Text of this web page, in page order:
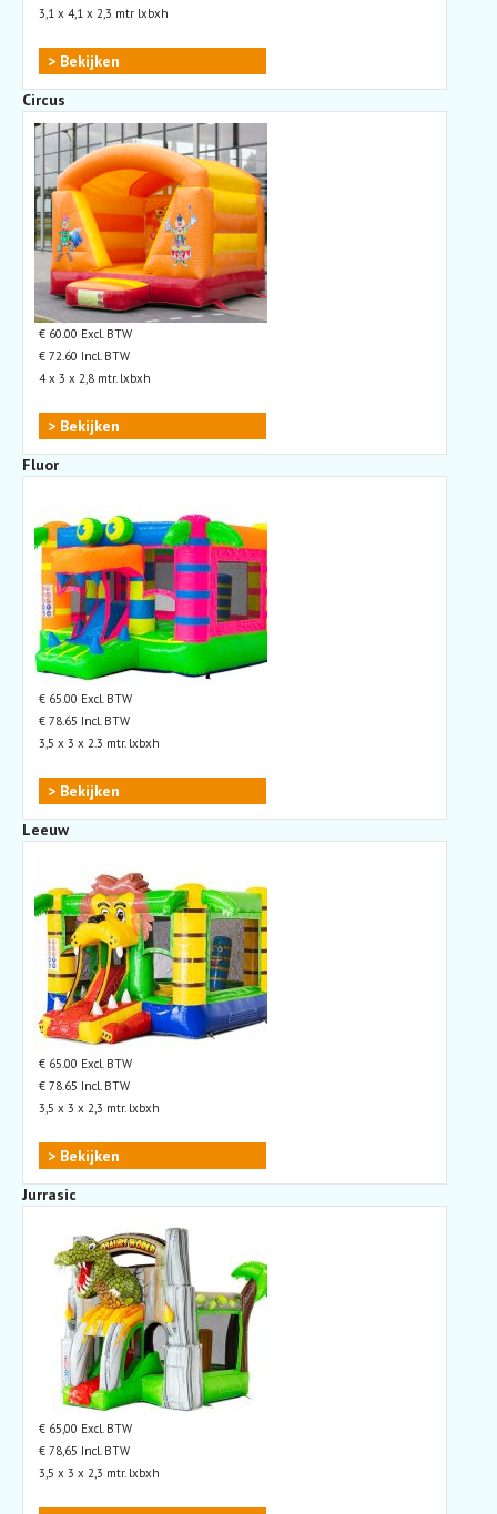
3,1 x 4,1 x 2,3 mtr lxbxh
> Bekijken
Circus
€ 60.00 Excl. BTW
€ 72.60 Incl. BTW
4 x 3 x 2,8 mtr. lxbxh
> Bekijken
Fluor
€ 65.00 Excl. BTW
€ 78.65 Incl. BTW
3,5 x 3 x 2.3 mtr. lxbxh
> Bekijken
Leeuw
€ 65.00 Excl. BTW
€ 78.65 Incl. BTW
3,5 x 3 x 2,3 mtr. lxbxh
> Bekijken
Jurrasic
€ 65,00 Excl. BTW
€ 78,65 Incl. BTW
3,5 x 3 x 2,3 mtr. lxbxh